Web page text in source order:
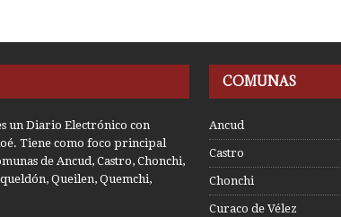
un Diario Electrónico con
Tiene como foco principal
de Ancud, Castro, Chonchi,
Queilen, Quemchi,
COMUNAS
Ancud
Castro
Chonchi
Curaco de Vélez